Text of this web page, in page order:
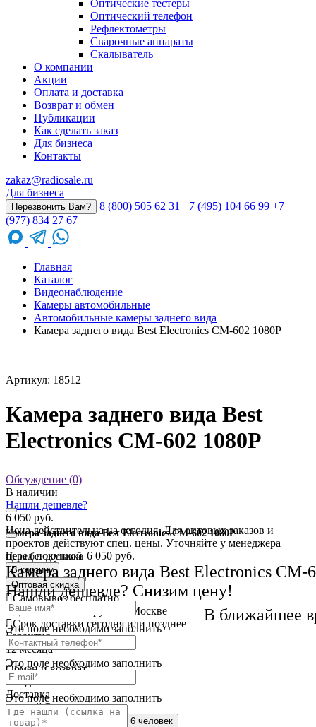
Оптические тестеры
Оптический телефон
Рефлектометры
Сварочные аппараты
Скалыватель
О компании
Акции
Оплата и доставка
Возврат и обмен
Публикации
Как сделать заказ
Для бизнеса
Контакты
zakaz@radiosale.ru
Для бизнеса
Перезвонить Вам? 8 (800) 505 62 31 +7 (495) 104 66 99 +7
(977) 834 27 67
Главная
Каталог
Видеонаблюдение
Камеры автомобильные
Автомобильные камеры заднего вида
Камера заднего вида Best Electronics CM-602 1080P
Артикул: 18512
Камера заднего вида Best
Electronics CM-602 1080P
Обсуждение (0)
Камера заднего вида Best Electronics CM-602 1080P
Цена без доставки 6 050 руб.
Камера заднего вида Best Electronics CM-
Нашли дешевле? Снизим цену!
Это поле необходимо заполнить
Это поле необходимо заполнить
Это поле необходимо заполнить
В наличии
Нашли дешевле?
В ближайшее
6 050 руб.
Цена действительна на сегодня. Для оптовых заказов и
проектов действуют спец. цены. Уточняйте у менеджера
перед покупкой
В корзину
Оптовая скидка
Самовывоз бесплатно
Доставка
от 250 руб. по Москве
Cрок доставки сегодня или позднее
Гарантия
12 месяца
Обмен и возврат
2 недели
Доставка
по всей России
Сейчас этот товар смотрят 6 человек